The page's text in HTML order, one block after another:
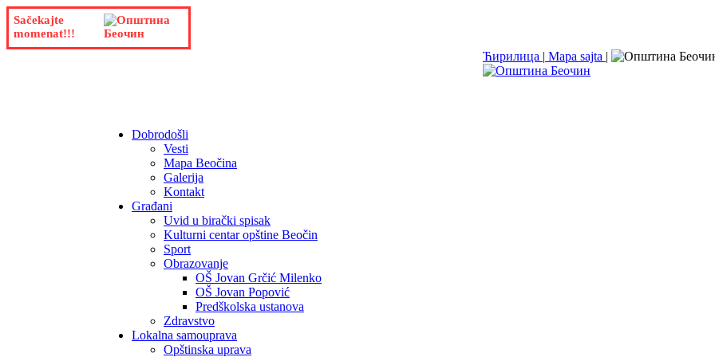
Sačekajte
momenat!!!
Ћирилица | Mapa sajta |
Dobrodošli
Vesti
Mapa Beočina
Galerija
Kontakt
Građani
Uvid u birački spisak
Kulturni centar opštine Beočin
Sport
Obrazovanje
OŠ Jovan Grčić Milenko
OŠ Jovan Popović
Predškolska ustanova
Zdravstvo
Lokalna samouprava
Opštinska uprava